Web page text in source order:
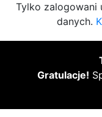
Tylko zalogowani
danych.
Gratulacje!